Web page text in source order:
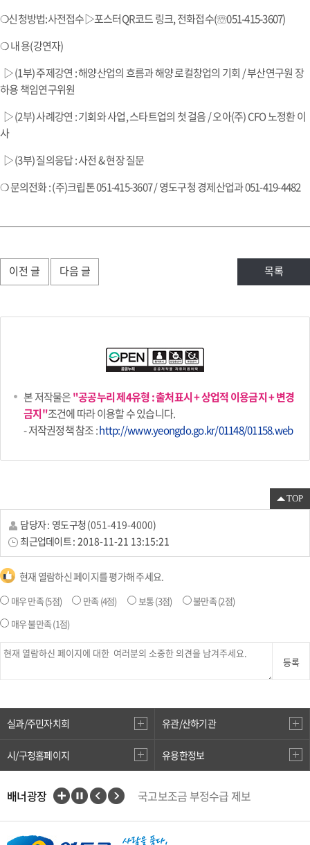
❍신청방법:사전접수▷포스터QR코드 링크, 전화접수(☏051-415-3607)
❍ 내 용(강연자)
▷ (1부) 주제강연 : 해양산업의 흐름과 해양 로컬창업의 기회 / 부산연구원 장
하용 책임연구위원
▷ (2부) 사례강연 : 기회와 사업, 스타트업의 첫 걸음 / 오아(주) CFO 노정환 이
사
▷ (3부) 질의응답 : 사전 & 현장 질문
❍ 문의전화 : (주)크립톤 051-415-3607 / 영도구청 경제산업과 051-419-4482
이전 글 다음 글 목록
본 저작물은"공공누리 제4유형 : 출처표시 + 상업적 이용금지 + 변경
금지"조건에 따라 이용할 수 있습니다.
- 저작권정책 참조 :http://www.yeongdo.go.kr/01148/01158.web
TOP
담당자 : 영도구청 (051-419-4000)
최근업데이트 : 2018-11-21 13:15:21
현재 열람하신 페이지를 평가해 주세요.
매우 만족(5점) 만족 (4점) 보통(3점) 불만족(2점)
매우 불만족(1점)
등록
실과/주민자치회 유관/산하기관
시/구청홈페이지 유용한정보
배너광장
국고보조금 부정수급 제보